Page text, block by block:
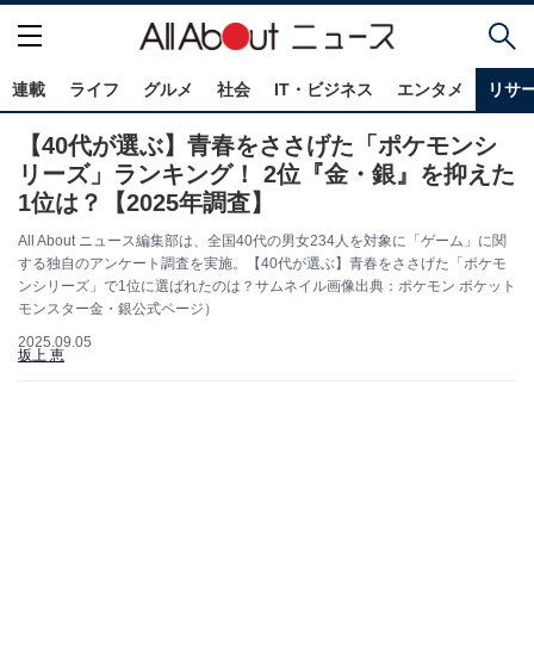
連載 ライフ グルメ 社会 IT・ビジネス エンタメ リサ
【40代が選ぶ】青春をささげた「ポケモンシ
リーズ」ランキング！ 2位『金・銀』を抑えた
1位は？【2025年調査】
All About ニュース編集部は、全国40代の男女234人を対象に「ゲーム」に関
する独自のアンケート調査を実施。【40代が選ぶ】青春をささげた「ポケモ
ンシリーズ」で1位に選ばれたのは？サムネイル画像出典：ポケモン ポケット
モンスター金・銀公式ページ）
2025.09.05
坂上 恵